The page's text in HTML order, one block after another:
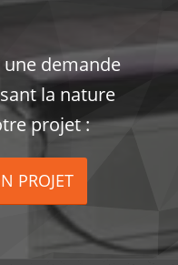
une demande
la nature
projet :
PROJET